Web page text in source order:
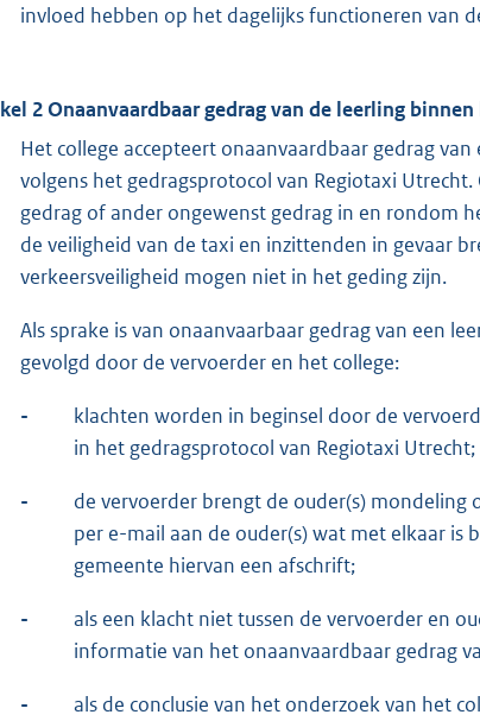
invloed hebben op het dagelijks functioneren van
2 Onaanvaardbaar gedrag van de leerling
Het college accepteert onaanvaardbaar gedrag
volgens het gedragsprotocol van Regiotaxi
gedrag of ander ongewenst gedrag in en rondom
de veiligheid van de taxi en inzittenden in gevaar
verkeersveiligheid mogen niet in het geding zijn.
Als sprake is van onaanvaarbaar gedrag van een
gevolgd door de vervoerder en het college:
-
klachten worden in beginsel door de
in het gedragsprotocol van Regiotaxi Utrecht;
-
de vervoerder brengt de ouder(s) mondeling
per e-mail aan de ouder(s) wat met elkaar is
gemeente hiervan een afschrift;
-
als een klacht niet tussen de vervoerder en
informatie van het onaanvaardbaar gedrag
-
als de conclusie van het onderzoek van het